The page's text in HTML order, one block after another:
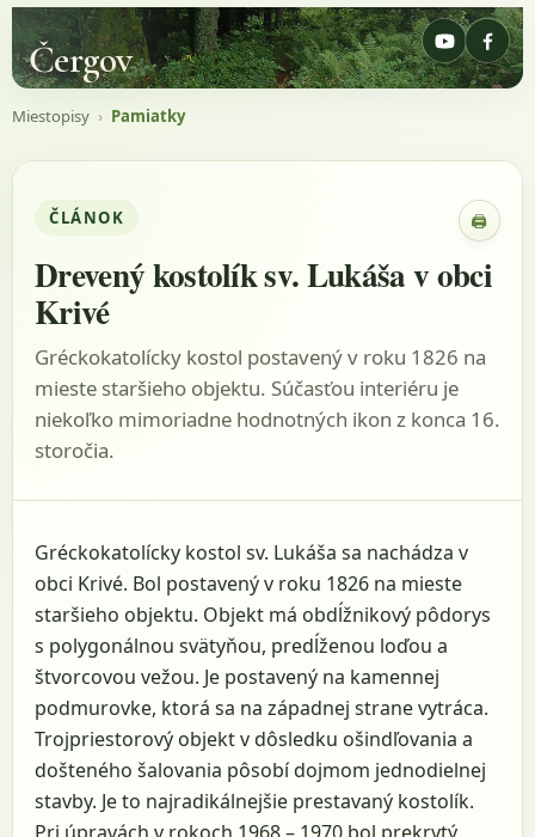
Čergov
Miestopisy › Pamiatky
ČLÁNOK 🖨
Drevený kostolík sv. Lukáša v obci
Krivé
Gréckokatolícky kostol postavený v roku 1826 na
mieste staršieho objektu. Súčasťou interiéru je
niekoľko mimoriadne hodnotných ikon z konca 16.
storočia.
Gréckokatolícky kostol sv. Lukáša sa nachádza v
obci Krivé. Bol postavený v roku 1826 na mieste
staršieho objektu. Objekt má obdĺžnikový pôdorys
s polygonálnou svätyňou, predĺženou loďou a
štvorcovou vežou. Je postavený na kamennej
podmurovke, ktorá sa na západnej strane vytráca.
Trojpriestorový objekt v dôsledku ošindľovania a
došteného šalovania pôsobí dojmom jednodielnej
stavby. Je to najradikálnejšie prestavaný kostolík.